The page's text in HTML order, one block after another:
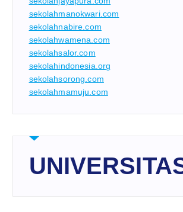
sekolahmanokwari.com
sekolahnabire.com
sekolahwamena.com
sekolahsalor.com
sekolahindonesia.org
sekolahsorong.com
sekolahmamuju.com